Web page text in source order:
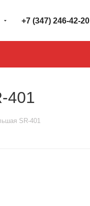
+7 (347) 246-42-20
401
SR-401